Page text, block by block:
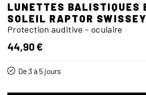
LUNETTES BALISTIQUES
SOLEIL RAPTOR
Protection auditive - oculaire
44,90 €
De 3 à 5 jours